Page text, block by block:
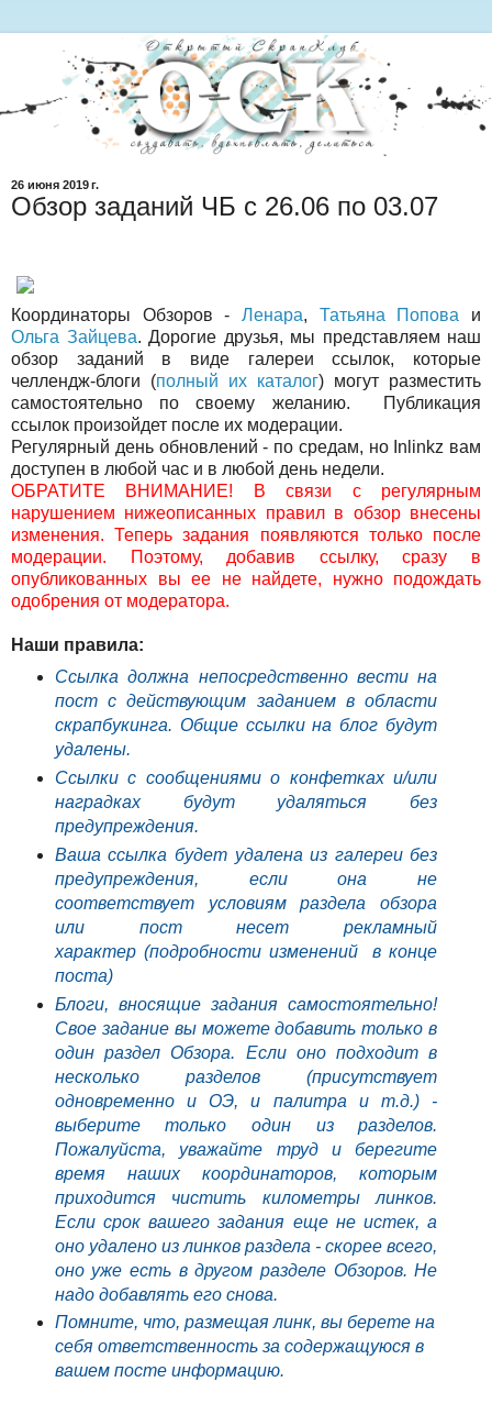
26 июня 2019 г.
Обзор заданий ЧБ с 26.06 по 03.07
Координаторы Обзоров - Ленара, Татьяна Попова и
Ольга Зайцева. Дорогие друзья, мы представляем наш
обзор заданий в виде галереи ссылок, которые
челлендж-блоги (полный их каталог) могут разместить
самостоятельно по своему желанию. Публикация
ссылок произойдет после их модерации.
Регулярный день обновлений - по средам, но Inlinkz вам
доступен в любой час и в любой день недели.
ОБРАТИТЕ ВНИМАНИЕ! В связи с регулярным
нарушением нижеописанных правил в обзор внесены
изменения. Теперь задания появляются только после
модерации. Поэтому, добавив ссылку, сразу в
опубликованных вы ее не найдете, нужно подождать
одобрения от модератора.
Наши правила:
Ссылка должна непосредственно вести на
пост с действующим заданием в области
скрапбукинга. Общие ссылки на блог будут
удалены.
Cсылки с сообщениями о конфетках и/или
наградках будут удаляться без
предупреждения.
Ваша ссылка будет удалена из галереи без
предупреждения, если она не
соответствует условиям раздела обзора
или пост несет рекламный
характер (подробности изменений в конце
поста)
Блоги, вносящие задания самостоятельно!
Свое задание вы можете добавить только в
один раздел Обзора. Если оно подходит в
несколько разделов (присутствует
одновременно и ОЭ, и палитра и т.д.) -
выберите только один из разделов.
Пожалуйста, уважайте труд и берегите
время наших координаторов, которым
приходится чистить километры линков.
Если срок вашего задания еще не истек, а
оно удалено из линков раздела - скорее всего,
оно уже есть в другом разделе Обзоров. Не
надо добавлять его снова.
Помните, что, размещая линк, вы берете на
себя ответственность за содержащуюся в
вашем посте информацию.